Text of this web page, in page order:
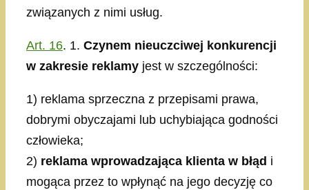
związanych z nimi usług.
Art. 16. 1. Czynem nieuczciwej konkurencji
w zakresie reklamy jest w szczególności:
1) reklama sprzeczna z przepisami prawa,
dobrymi obyczajami lub uchybiająca godności
człowieka;
2) reklama wprowadzająca klienta w błąd i
mogąca przez to wpłynąć na jego decyzję co